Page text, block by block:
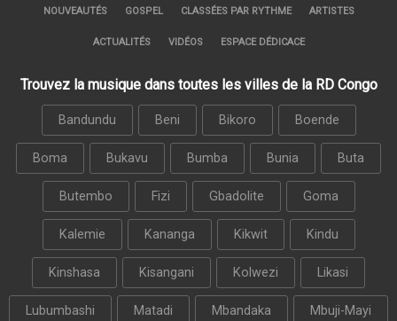
NOUVEAUTÉS GOSPEL CLASSÉES PAR RYTHME ARTISTES
ACTUALITÉS VIDÉOS ESPACE DÉDICACE
Trouvez la musique dans toutes les villes de la RD Congo
Bandundu Beni Bikoro Boende
Boma Bukavu Bumba Bunia Buta
Butembo Fizi Gbadolite Goma
Kalemie Kananga Kikwit Kindu
Kinshasa Kisangani Kolwezi Likasi
Lubumbashi Matadi Mbandaka Mbuji-Mayi